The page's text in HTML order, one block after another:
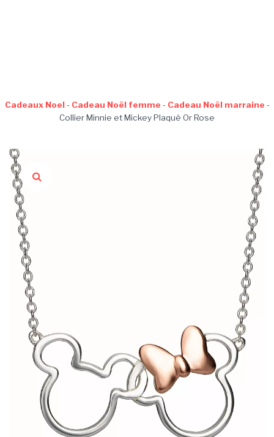
Cadeaux Noel - Cadeau Noël femme - Cadeau Noël marraine -
Collier Minnie et Mickey Plaqué Or Rose